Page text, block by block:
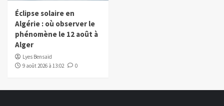
Éclipse solaire en
Algérie : où observer le
phénomène le 12 août à
Alger
Lyes Bensaïd
9 août 2026 à 13:02
0